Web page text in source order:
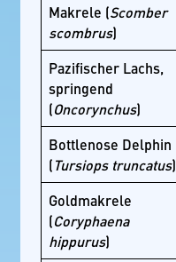
Makrele (Scomber
scombrus)
Pazifischer Lachs,
springend
(Oncorynchus)
Bottlenose Delphin
(Tursiops truncatus)
Goldmakrele
(Coryphaena
hippurus)